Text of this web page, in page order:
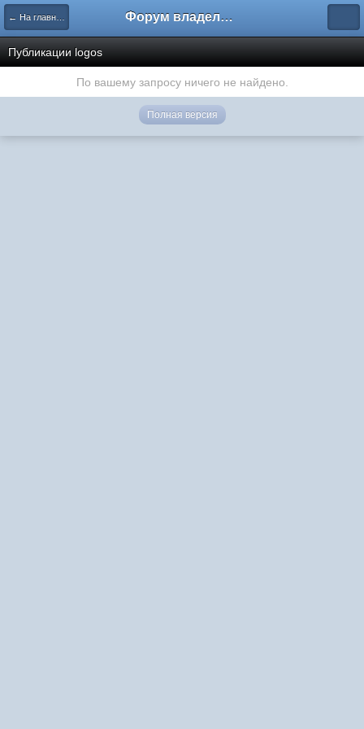
← На главную Форум владельцев интернет-магазинов
Публикации logos
По вашему запросу ничего не найдено.
Полная версия